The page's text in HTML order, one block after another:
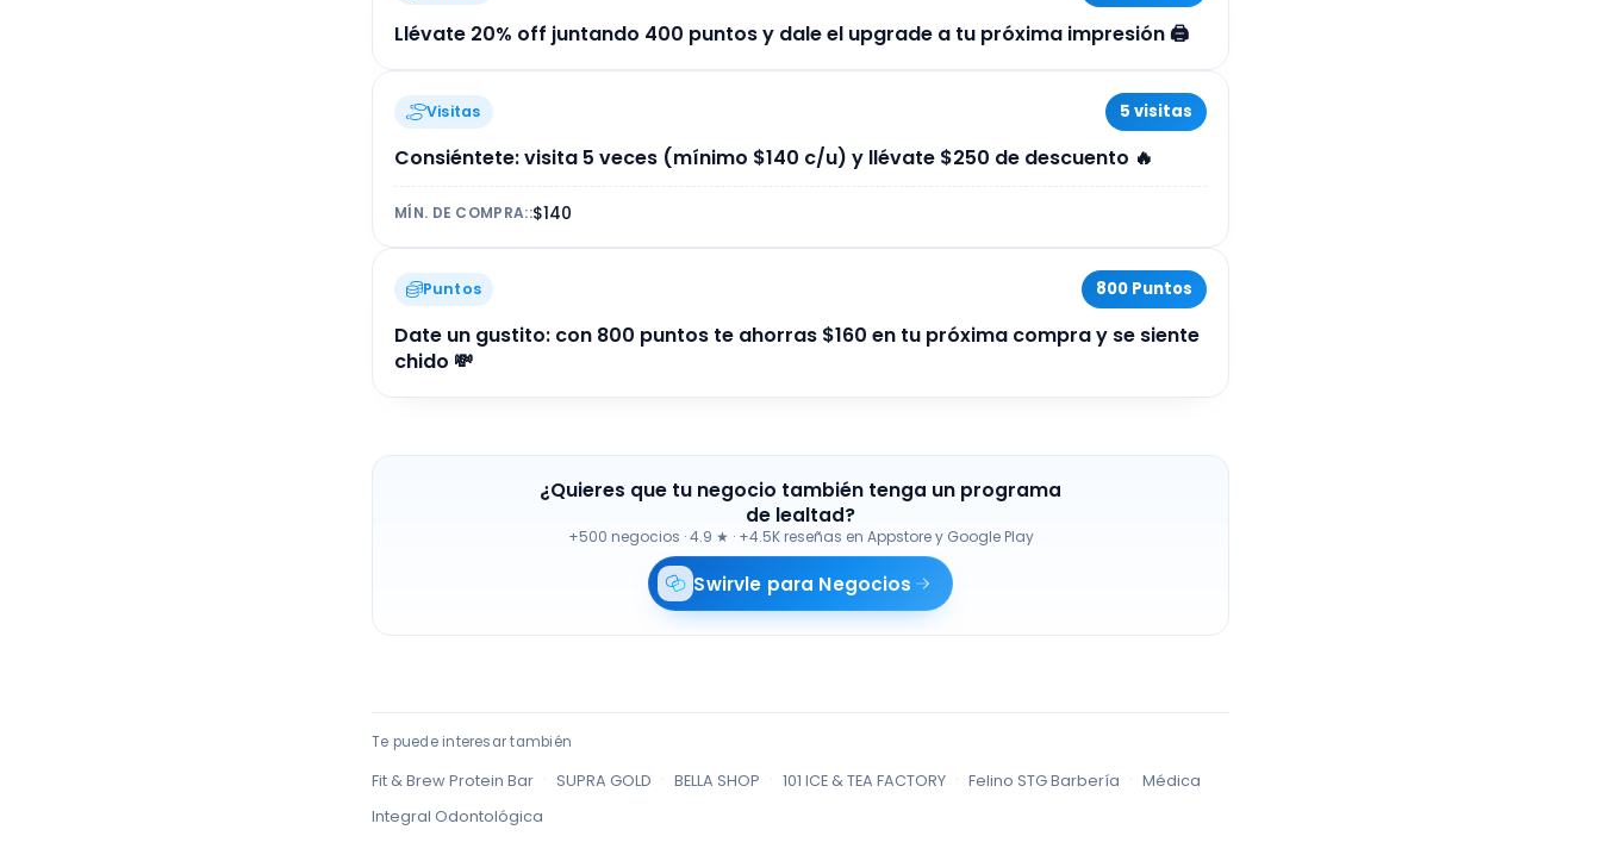
Llévate 20% off juntando 400 puntos y dale el upgrade a tu próxima impresión 🖨️
Visitas 5 visitas
Consiéntete: visita 5 veces (mínimo $140 c/u) y llévate $250 de descuento 🔥
MÍN. DE COMPRA::$140
Puntos 800 Puntos
Date un gustito: con 800 puntos te ahorras $160 en tu próxima compra y se siente
chido 💸
¿Quieres que tu negocio también tenga un programa
de lealtad?
+500 negocios ·4.9 ★ · +4.5K reseñas en Appstore y Google Play
Swirvle para Negocios
Te puede interesar también
Fit & Brew Protein Bar SUPRA GOLD BELLA SHOP 101 ICE & TEA FACTORY Felino STG Barbería
Médica
Integral Odontológica